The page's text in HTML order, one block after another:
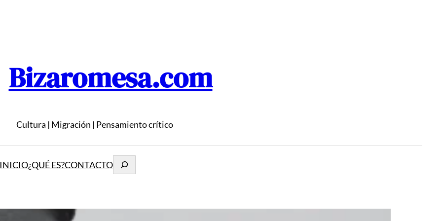
Bizaromesa.com
Cultura | Migración | Pensamiento crítico
INICIO¿QUÉ ES?CONTACTOBuscar